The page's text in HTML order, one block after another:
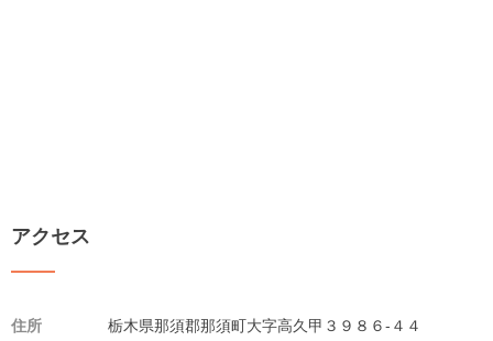
アクセス
住所 栃木県那須郡那須町大字高久甲３９８６-４４